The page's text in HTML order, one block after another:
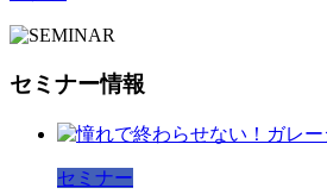
セミナー情報
セミナー